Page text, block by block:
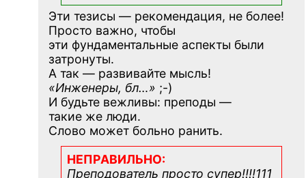
Эти тезисы — рекомендация, не более!
Просто важно, чтобы
эти фундаментальные аспекты были
затронуты.
А так — развивайте мысль!
«Инженеры, бл…» ;-)
И будьте вежливы: преподы —
такие же люди.
Слово может больно ранить.
НЕПРАВИЛЬНО:
Преподователь просто супер!!!!111